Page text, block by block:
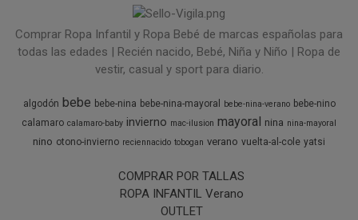
Comprar Ropa Infantil y Ropa Bebé de marcas españolas para
todas las edades | Recién nacido, Bebé, Niña y Niño | Ropa de
vestir, casual y sport para diario.
algodón bebe bebe-nina bebe-nina-mayoral bebe-nina-verano bebe-nino
calamaro calamaro-baby invierno mac-ilusion mayoral nina nina-mayoral
nino otono-invierno reciennacido tobogan verano vuelta-al-cole yatsi
COMPRAR POR TALLAS
ROPA INFANTIL Verano
OUTLET